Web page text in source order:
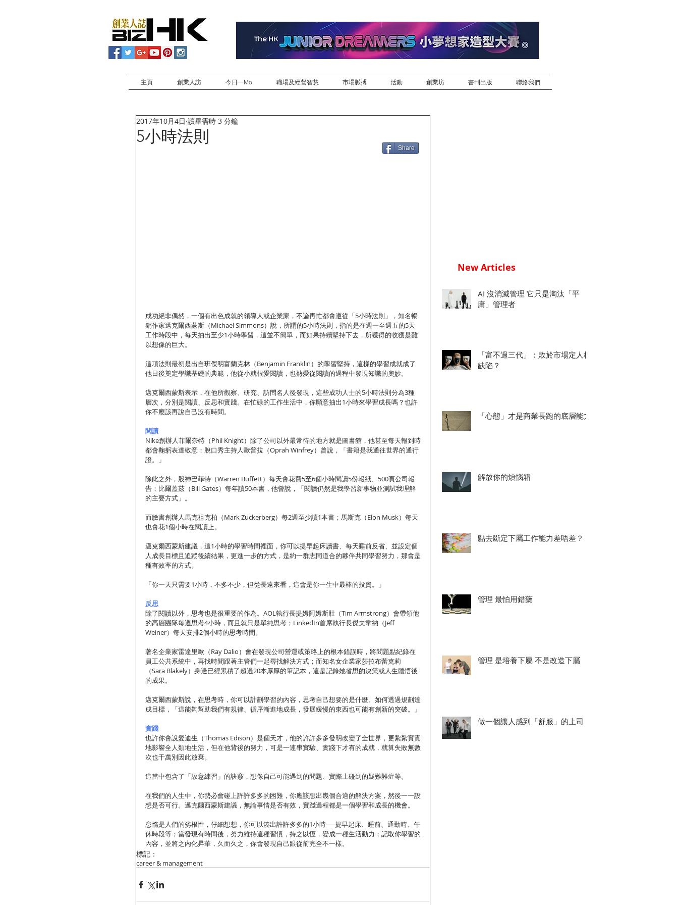
主頁 創業人訪 今日一Mo 職場及經營智慧 市場脈搏 活動 創業坊 書刊出版 聯絡我們
5小時法則
2017年10月4日 讀畢需時 3 分鐘
成功絕非偶然，一個有出色成就的領導人或企業家，不論再忙都會遵從「5小時法則」，知名暢
銷作家邁克爾西蒙斯（Michael Simmons）說，所謂的5小時法則，指的是在週一至週五的5天
工作時段中，每天抽出至少1小時學習，這並不簡單，而如果持續堅持下去，所獲得的收獲是難
以想像的巨大。
這項法則最初是出自班傑明富蘭克林（Benjamin Franklin）的學習堅持，這樣的學習成就成了
他日後奠定學識基礎的典範，他從小就很愛閱讀，也熱愛從閱讀的過程中發現知識的奧妙。
邁克爾西蒙斯表示，在他所觀察、研究、訪問名人後發現，這些成功人士的5小時法則分為3種
層次，分別是閱讀、反思和實踐。在忙碌的工作生活中，你願意抽出1小時來學習成長嗎？也許
你不應該再說自己沒有時間。
閱讀
Nike創辦人菲爾奈特（Phil Knight）除了公司以外最常待的地方就是圖書館，他甚至每天報到時
都會鞠躬表達敬意；脫口秀主持人歐普拉（Oprah Winfrey）曾說，「書籍是我通往世界的通行
證。」
除此之外，股神巴菲特（Warren Buffett）每天會花費5至6個小時閱讀5份報紙、500頁公司報
告；比爾蓋茲（Bill Gates）每年讀50本書，他曾說，「閱讀仍然是我學習新事物並測試我理解
的主要方式」。
而臉書創辦人馬克祖克柏（Mark Zuckerberg）每2週至少讀1本書；馬斯克（Elon Musk）每天
也會花1個小時在閱讀上。
邁克爾西蒙斯建議，這1小時的學習時間裡面，你可以提早起床讀書、每天睡前反省、並設定個
人成長目標且追蹤後續結果，更進一步的方式，是約一群志同道合的夥伴共同學習努力，那會是
種有效率的方式。
「你一天只需要1小時，不多不少，但從長遠來看，這會是你一生中最棒的投資。」
反思
除了閱讀以外，思考也是很重要的作為。AOL執行長提姆阿姆斯壯（Tim Armstrong）會帶領他
的高層團隊每週思考4小時，而且就只是單純思考；LinkedIn首席執行長傑夫韋納（Jeff
Weiner）每天安排2個小時的思考時間。
著名企業家雷達里歐（Ray Dalio）會在發現公司營運或策略上的根本錯誤時，將問題點紀錄在
員工公共系統中，再找時間跟著主管們一起尋找解決方式；而知名女企業家莎拉布蕾克莉
（Sara Blakely）身邊已經累積了超過20本厚厚的筆記本，這是記錄她省思的決策或人生體悟後
的成果。
邁克爾西蒙斯說，在思考時，你可以計劃學習的內容，思考自己想要的是什麼、如何透過規劃達
成目標，「這能夠幫助我們有規律、循序漸進地成長，發展緩慢的東西也可能有創新的突破。」
實踐
也許你會說愛迪生（Thomas Edison）是個天才，他的許許多多發明改變了全世界，更紮紮實實
地影響全人類地生活，但在他背後的努力，可是一連串實驗、實踐下才有的成就，就算失敗無數
次也千萬別因此放棄。
這當中包含了「故意練習」的訣竅，想像自己可能遇到的問題、實際上碰到的疑難雜症等。
在我們的人生中，你勢必會碰上許許多多的困難，你應該想出幾個合適的解決方案，然後一一設
想是否可行。邁克爾西蒙斯建議，無論事情是否有效，實踐過程都是一個學習和成長的機會。
怠惰是人們的劣根性，仔細想想，你可以湊出許許多多的1小時──提早起床、睡前、通勤時、午
休時段等；當發現有時間後，努力維持這種習慣，持之以恆，變成一種生活動力；記取你學習的
內容，並將之內化昇華，久而久之，你會發現自己跟從前完全不一樣。
標記：
career & management
Share
New Articles
AI 沒消滅管理 它只是淘汰「平
庸」管理者
「富不過三代」：敗於市場定人格
缺陷？
「心態」才是商業長跑的底層能力
解放你的煩惱箱
點去斷定下屬工作能力差唔差？
管理 最怕用錯藥
管理 是培養下屬 不是改造下屬
做一個讓人感到「舒服」的上司